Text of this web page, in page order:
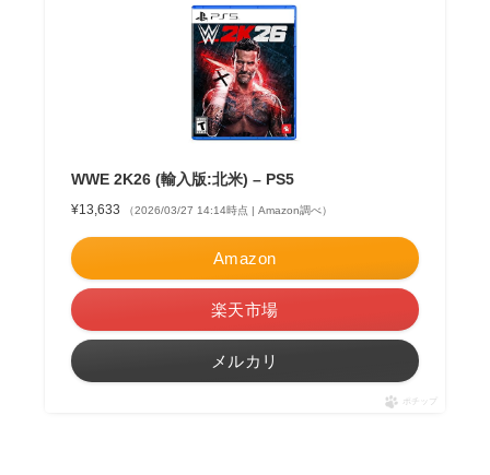
WWE 2K26 (輸入版:北米) – PS5
¥13,633 （2026/03/27 14:14時点 | Amazon調べ）
Amazon
楽天市場
メルカリ
ポチップ